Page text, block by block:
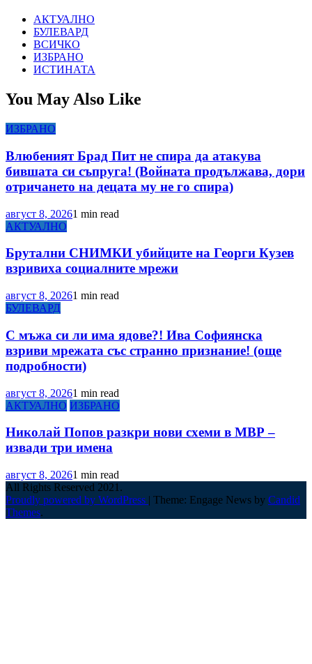
АКТУАЛНО
БУЛЕВАРД
ВСИЧКО
ИЗБРАНО
ИСТИНАТА
You May Also Like
ИЗБРАНО
Влюбеният Брад Пит не спира да атакува
бившата си съпруга! (Войната продължава, дори
отричането на децата му не го спира)
август 8, 20261 min read
АКТУАЛНО
Брутални СНИМКИ убийците на Георги Кузев
взривиха социалните мрежи
август 8, 20261 min read
БУЛЕВАРД
С мъжа си ли има ядове?! Ива Софиянска
взриви мрежата със странно признание! (още
подробности)
август 8, 20261 min read
АКТУАЛНО ИЗБРАНО
Николай Попов разкри нови схеми в МВР –
извади три имена
август 8, 20261 min read
All Rights Reserved 2021.
Proudly powered by WordPress | Theme: Engage News by Candid
Themes.